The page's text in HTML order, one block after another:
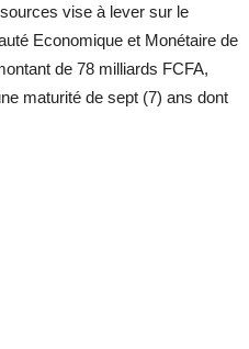
vise à lever sur le
Economique et Monétaire de
de 78 milliards FCFA,
maturité de sept (7) ans dont